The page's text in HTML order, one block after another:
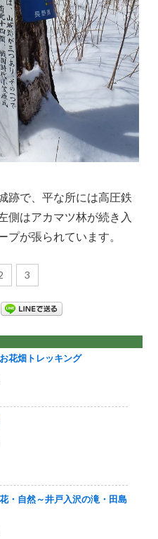
跡で、平な所には高圧鉄
側はアカマツ林が続き入
プが張られています。
3
花畑トレッキング
・自然～井戸入沢の滝・田島